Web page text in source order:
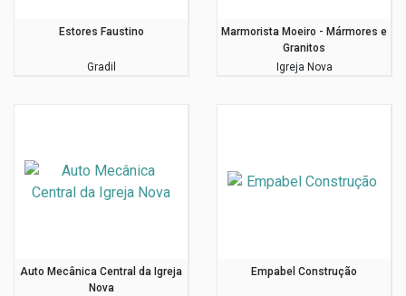
Estores Faustino
Gradil
Marmorista Moeiro - Mármores e
Granitos
Igreja Nova
Auto Mecânica Central da Igreja
Nova
Empabel Construção